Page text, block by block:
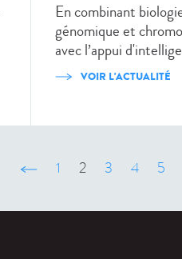
En combinant
génomique et
avec l’appui
VOIR L'ACTUALITÉ
‹ précédent
1 2 3 4 5